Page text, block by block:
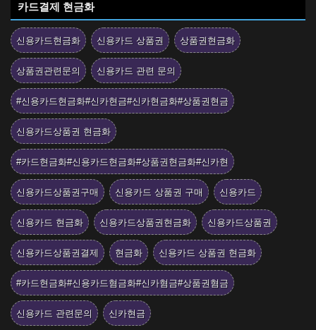
카드결제 현금화
신용카드현금화 신용카드 상품권 상품권현금화
상품권관련문의 신용카드 관련 문의
#신용카드현금화#신카현금#신카현금화#상품권현금
신용카드상품권 현금화
#카드현금화#신용카드현금화#상품권현금화#신카현
신용카드상품권구매 신용카드 상품권 구매 신용카드
신용카드 현금화 신용카드상품권현금화 신용카드상품권
신용카드상품권결제 현금화 신용카드 상품권 현금화
#카드현금화#신용카드혐금화#신카혐금#상품권혐금
신용카드 관련문의 신카현금